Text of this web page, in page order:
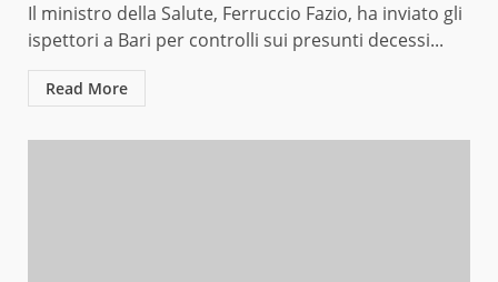
Il ministro della Salute, Ferruccio Fazio, ha inviato gli
ispettori a Bari per controlli sui presunti decessi...
Read More